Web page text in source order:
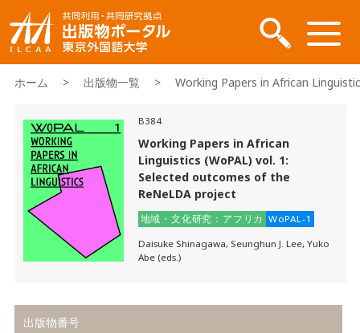
ホーム > 出版物一覧 > Working Papers in African
B384
Working Papers in African
Linguistics (WoPAL) vol. 1:
Selected outcomes of the
ReNeLDA project
地域・文化研究：アフリカ WoPAL-1
Daisuke Shinagawa, Seunghun J. Lee, Yuko
Abe (eds.)
出版物番号